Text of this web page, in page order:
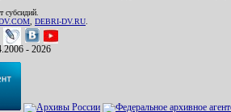
DEBRI-DV.RU
- 2026